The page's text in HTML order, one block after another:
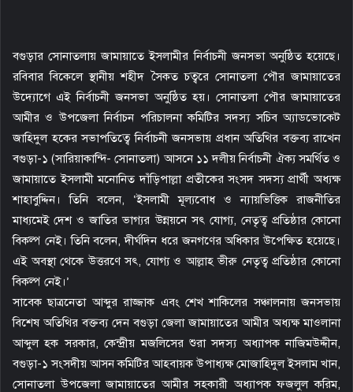
l
বগুড়ার সোনাতলায় জামায়াতে ইসলামীর নির্বাচনী জনসভা অনুষ্ঠিত হয়েছে।
রবিবার বিকেলে স্থানীয় শহীদ সৈকত চত্বরে সোনাতলা পৌর জামায়াতের
উদ্যোগে এই নির্বাচনী জনসভা অনুষ্ঠিত হয়। সোনাতলা পৌর জামায়াতের
আমীর ও উপজেলা নির্বাচন পরিচালনা কমিটির সদস্য সচিব অ্যাডভোকেট
জাহিদুল হকের সভাপতিত্বে নির্বাচনী জনসভায় প্রধান অতিথির বক্তব্য রাখেন
বগুড়া-১ (সারিয়াকান্দি- সোনাতলা) আসনে ১১ দলীয় নির্বাচনী ঐক্য সমর্থিত ও
জামায়াতে ইসলামী মনোনিত দাঁড়িপাল্লা প্রতীকের সংসদ সদস্য প্রার্থী অধ্যক্ষ
শাহাবুদ্দিন। তিনি বলেন, ‘ইসলামী মূল্যবোধ ও ন্যায়ভিত্তিক রাজনীতির
মাধ্যমেই দেশ ও জাতির ভাগ্যর উন্নয়নে সৎ যোগ্য, নেতৃত্ব প্রতিষ্ঠার কোনো
বিকল্প নেই। তিনি বলেন, দীর্ঘদিন ধরে জনগণের অধিকার উপেক্ষিত হয়েছে।
এই অবস্থা থেকে উত্তরণে সৎ, যোগ্য ও আল্লাহ ভীরু নেতৃত্ব প্রতিষ্ঠার কোনো
বিকল্প নেই।’
সাবেক ছাত্রনেতা আব্দুর রাজ্জাক এবং শেখ শাকিলের সঞ্চালনায় জনসভায়
বিশেষ অতিথির বক্তব্য দেন বগুড়া জেলা জামায়াতের আমীর অধ্যক্ষ মাওলানা
আব্দুল হক সরকার, কেন্দ্রীয় মজলিসের শুরা সদস্য অধ্যাপক নাজিমউদ্দীন,
বগুড়া-১ সংসদীয় আসন কমিটির আহবায়ক উপাধ্যক্ষ মোজাহিদুল ইসলাম খান,
সোনাতলা উপজেলা জামায়াতের আমীর সহকারী অধ্যাপক ফজলুল করিম,